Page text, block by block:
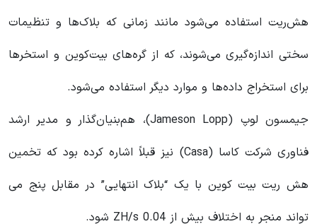
هش‌ریت استفاده می‌شود مانند زمانی که بلاک‌ها و تنظیمات
سختی اندازه‌گیری می‌شوند، که از گره‌های بیت‌کوین و استخرها
برای استخراج داده‌ها و موارد دیگر استفاده می‌شود.
جیمسون لوپ (Jameson Lopp)، هم‌بنیان‌گذار و مدیر ارشد
فناوری شرکت کاسا (Casa) نیز قبلاً اشاره کرده بود که تخمین
هش ریت بیت کوین با یک “بلاک انتهایی” در مقابل پنج می
تواند منجر به اختلاف بیش از 0.04 ZH/s شود.